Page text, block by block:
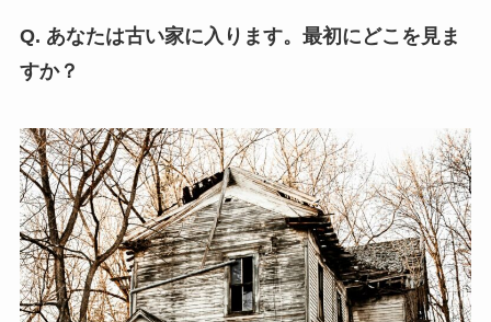
Q. あなたは古い家に入ります。最初にどこを見ま
すか？